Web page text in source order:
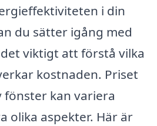
i din
du sätter igång med
viktigt att förstå vilka
kostnaden. Priset
kan variera
olika aspekter. Här är